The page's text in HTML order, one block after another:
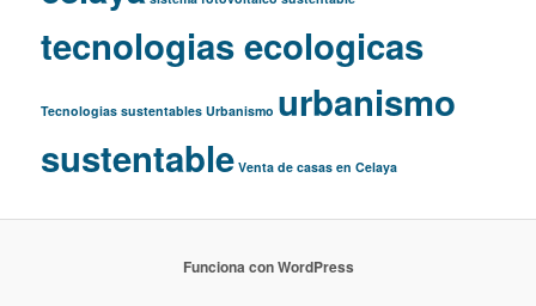
tecnologias ecologicas
Tecnologias sustentables Urbanismo urbanismo
sustentable Venta de casas en Celaya
Funciona con WordPress